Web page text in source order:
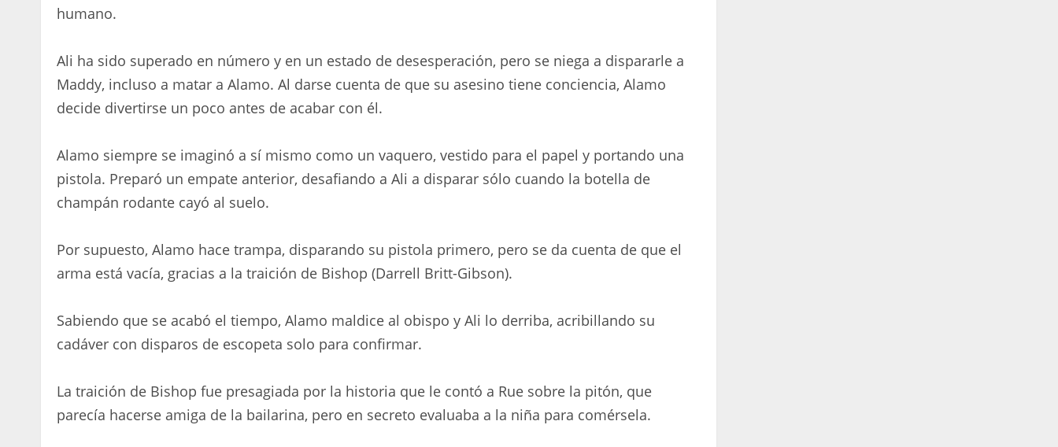
humano.
Ali ha sido superado en número y en un estado de desesperación, pero se niega a dispararle a
Maddy, incluso a matar a Alamo. Al darse cuenta de que su asesino tiene conciencia, Alamo
decide divertirse un poco antes de acabar con él.
Alamo siempre se imaginó a sí mismo como un vaquero, vestido para el papel y portando una
pistola. Preparó un empate anterior, desafiando a Ali a disparar sólo cuando la botella de
champán rodante cayó al suelo.
Por supuesto, Alamo hace trampa, disparando su pistola primero, pero se da cuenta de que el
arma está vacía, gracias a la traición de Bishop (Darrell Britt-Gibson).
Sabiendo que se acabó el tiempo, Alamo maldice al obispo y Ali lo derriba, acribillando su
cadáver con disparos de escopeta solo para confirmar.
La traición de Bishop fue presagiada por la historia que le contó a Rue sobre la pitón, que
parecía hacerse amiga de la bailarina, pero en secreto evaluaba a la niña para comérsela.